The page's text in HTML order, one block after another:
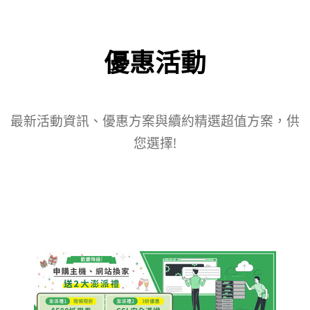
優惠活動
最新活動資訊、優惠方案與續約精選超值方案，供
您選擇!